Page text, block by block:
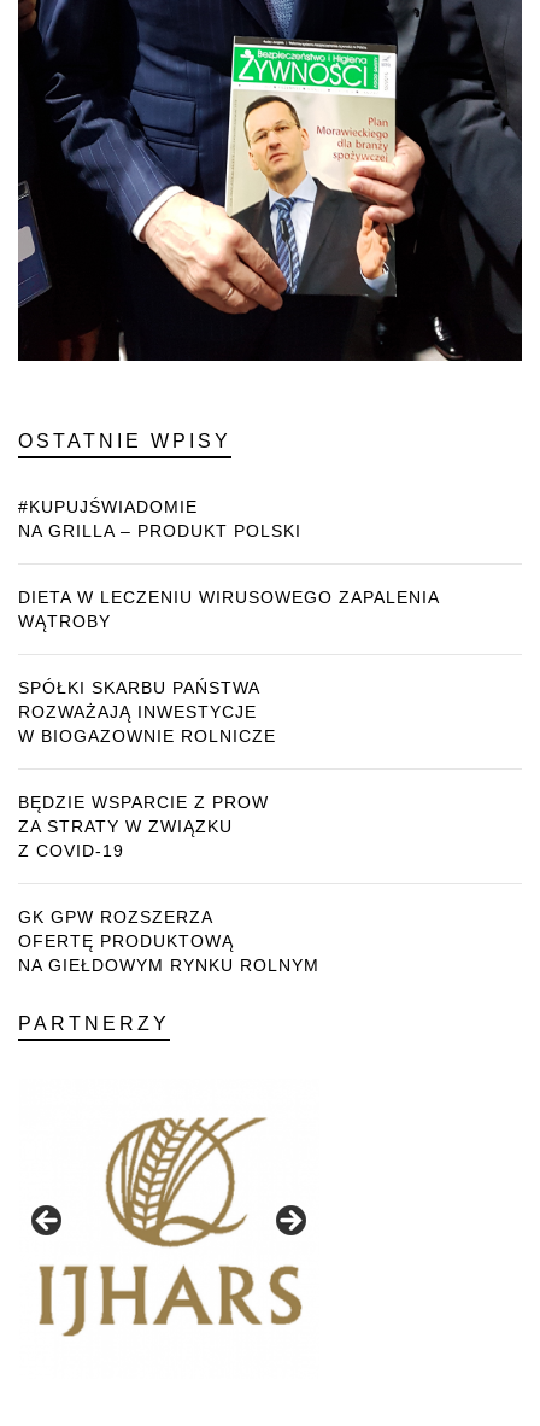
OSTATNIE WPISY
#KUPUJŚWIADOMIE
NA GRILLA – PRODUKT POLSKI
DIETA W LECZENIU WIRUSOWEGO ZAPALENIA
WĄTROBY
SPÓŁKI SKARBU PAŃSTWA
ROZWAŻAJĄ INWESTYCJE
W BIOGAZOWNIE ROLNICZE
BĘDZIE WSPARCIE Z PROW
ZA STRATY W ZWIĄZKU
Z COVID-19
GK GPW ROZSZERZA
OFERTĘ PRODUKTOWĄ
NA GIEŁDOWYM RYNKU ROLNYM
PARTNERZY